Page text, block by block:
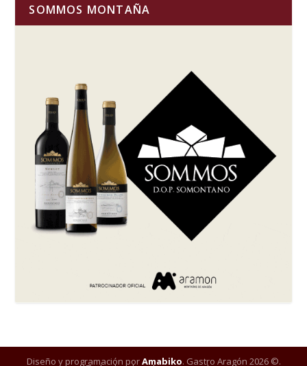
SOMMOS MONTAÑA
Diseño y programación porAmabiko. Gastro Aragón 2026 ©.